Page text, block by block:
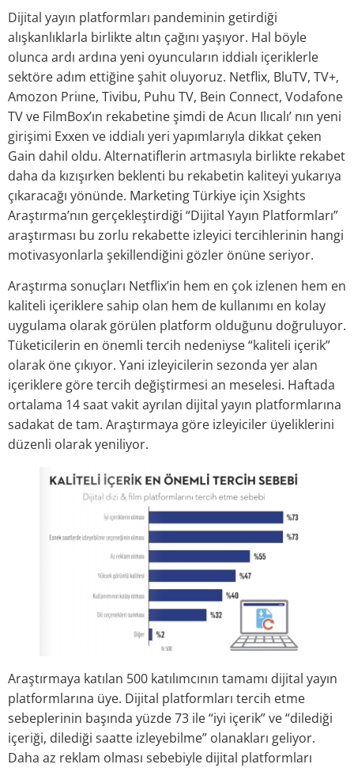
Dijital yayın platformları pandeminin getirdiği
alışkanlıklarla birlikte altın çağını yaşıyor. Hal böyle
olunca ardı ardına yeni oyuncuların iddialı içeriklerle
sektöre adım ettiğine şahit olu­yoruz. Netflix, BluTV, TV+,
Amozon Priıne, Tivibu, Puhu TV, Bein Connect, Vodafone
TV ve FilmBox’ın rekabetine şimdi de Acun Ilıcalı’ nın yeni
girişimi Exxen ve iddialı yeri yapımlarıyla dikkat çeken
Gain dahil oldu. Alternatiflerin artmasıyla birlikte rekabet
daha da kızışırken beklenti bu rekabetin kaliteyi yukarıya
çıkaracağı yönünde. Marketing Türkiye için Xsights
Araştırma’nın gerçekleştirdiği “Dijital Yayın Platformları”
araştır­ması bu zorlu rekabette izleyici tercihlerinin hangi
motivasyonlarla şekillendi­ğini gözler önüne seriyor.
Araştırma sonuçları Netflix’in hem en çok izlenen hem en
kaliteli içeriklere sahip olan hem de kullanımı en kolay
uygulama olarak görülen platform ol­duğunu doğruluyor.
Tüketicilerin en önemli tercih nedeniyse “kaliteli içerik”
olarak öne çıkıyor. Yani izleyicilerin sezonda yer alan
içeriklere göre tercih değiştirmesi an meselesi. Haftada
ortalama 14 saat vakit ayrılan dijital yayın platformlarına
sadakat de tam. Araştırmaya göre izleyiciler üyeliklerini
düzen­li olarak yeniliyor.
Araştırmaya katılan 500 katılımcının tamamı dijital yayın
platformlarına üye. Dijital platformları tercih etme
sebeplerinin başında yüzde 73 ile “iyi içerik” ve “dilediği
içeriği, dilediği saatte izleyebilme” olanakları geliyor.
Daha az reklam olması sebebiyle dijital platformları